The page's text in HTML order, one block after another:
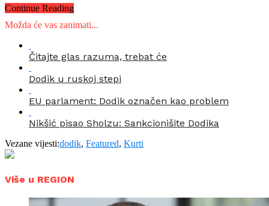
Continue Reading
Možda će vas zanimati...
Čitajte glas razuma, trebat će
Dodik u ruskoj stepi
EU parlament: Dodik označen kao problem
Nikšić pisao Sholzu: Sankcionišite Dodika
Vezane vijesti:dodik, Featured, Kurti
Više u REGION